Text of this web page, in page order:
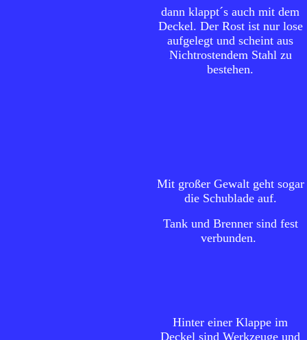
dann klappt´s auch mit dem
Deckel. Der Rost ist nur lose
aufgelegt und scheint aus
Nichtrostendem Stahl zu
bestehen.
Mit großer Gewalt geht sogar
die Schublade auf.
Tank und Brenner sind fest
verbunden.
Hinter einer Klappe im
Deckel sind Werkzeuge und